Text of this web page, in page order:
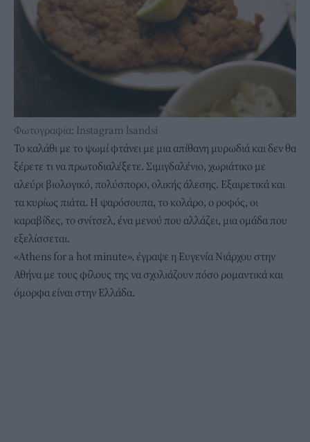
Φωτογραφία: Instagram lsandsi
Το καλάθι με το ψωμί φτάνει με μια απίθανη μυρωδιά και δεν θα
ξέρετε τι να πρωτοδιαλέξετε. Σιμιγδαλένιο, χωριάτικο με
αλεύρι βιολογικό, πολύσπορο, ολικής άλεσης. Εξαιρετικά και
τα κυρίως πιάτα. Η ψαρόσουπα, το κολάρο, ο ροφός, οι
καραβίδες, το σνίτσελ, ένα μενού που αλλάζει, μια ομάδα που
εξελίσσεται.
«Athens for a hot minute», έγραψε η Ευγενία Νιάρχου στην
Αθήνα με τους φίλους της να σχολιάζουν πόσο ρομαντικά και
όμορφα είναι στην Ελλάδα.